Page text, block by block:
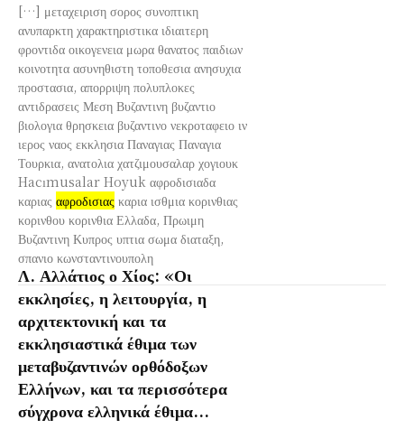
[…] μεταχειριση σορος συνοπτικη
ανυπαρκτη χαρακτηριστικα ιδιαιτερη
φροντιδα οικογενεια μωρα θανατος παιδιων
κοινοτητα ασυνηθιστη τοποθεσια ανησυχια
προστασια, απορριψη πολυπλοκες
αντιδρασεις Μεση Βυζαντινη βυζαντιο
βιολογια θρησκεια βυζαντινο νεκροταφειο ιν
ιερος ναος εκκλησια Παναγιας Παναγια
Τουρκια, ανατολια χατζιμουσαλαρ χογιουκ
Hacımusalar Hoyuk αφροδισιαδα
καριας αφροδισιας καρια ισθμια κορινθιας
κορινθου κορινθια Ελλαδα, Πρωιμη
Βυζαντινη Κυπρος υπτια σωμα διαταξη,
σπανιο κωνσταντινουπολη
Λ. Αλλάτιος ο Χίος: «Οι
εκκλησίες, η λειτουργία, η
αρχιτεκτονική και τα
εκκλησιαστικά έθιμα των
μεταβυζαντινών ορθόδοξων
Ελλήνων, και τα περισσότερα
σύγχρονα ελληνικά έθιμα...